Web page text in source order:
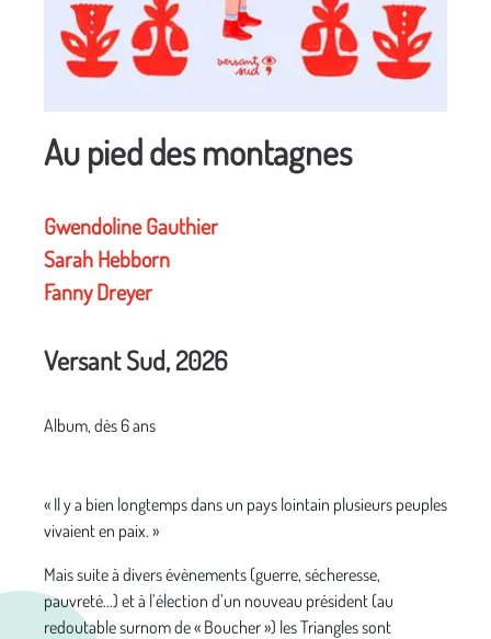
Au pied des montagnes
Gwendoline Gauthier
Sarah Hebborn
Fanny Dreyer
Versant Sud, 2026
Album, dès 6 ans
« Il y a bien longtemps dans un pays lointain plusieurs peuples
vivaient en paix. »
Mais suite à divers évènements (guerre, sécheresse,
pauvreté…) et à l’élection d’un nouveau président (au
redoutable surnom de « Boucher ») les Triangles sont